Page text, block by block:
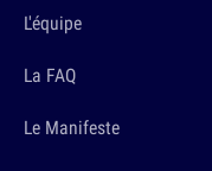
L'équipe
La FAQ
Le Manifeste